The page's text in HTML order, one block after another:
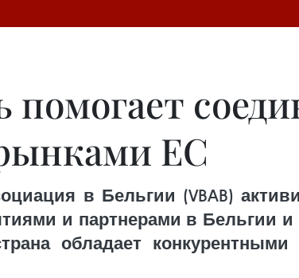
помогает
ЕС
в Бельгии (VBAB)
и партнерами в Бельгии
обладает